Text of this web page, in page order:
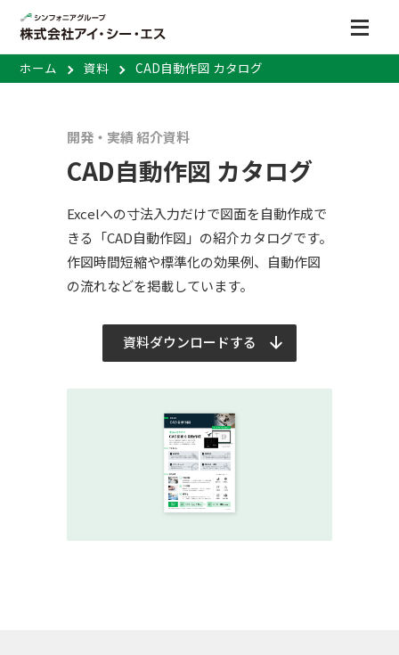
ホーム 資料 CAD自動作図 カタログ
開発・実績 紹介資料
CAD自動作図 カタログ
Excelへの寸法入力だけで図面を自動作成で
きる「CAD自動作図」の紹介カタログです。
作図時間短縮や標準化の効果例、自動作図
の流れなどを掲載しています。
資料ダウンロードする